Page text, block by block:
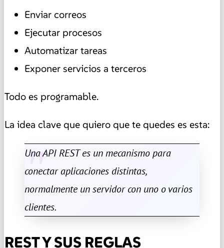
Enviar correos
Ejecutar procesos
Automatizar tareas
Exponer servicios a terceros
Todo es programable.
La idea clave que quiero que te quedes es esta:
Una API REST es un mecanismo para
conectar aplicaciones distintas,
normalmente un servidor con uno o varios
clientes.
REST Y SUS REGLAS